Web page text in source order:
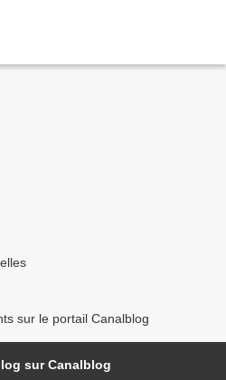
sur le portail Canalblog
sur Canalblog